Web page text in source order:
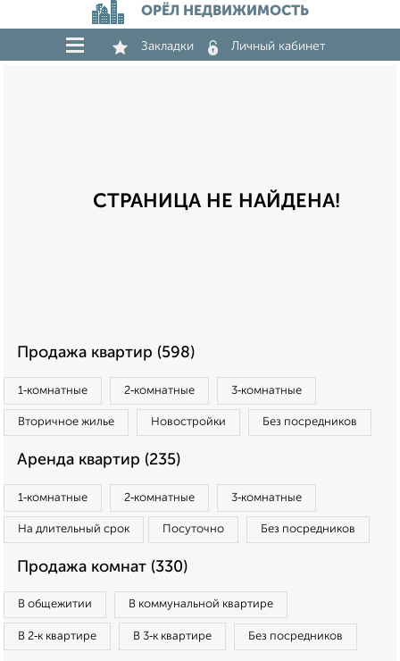
ОРЁЛ НЕДВИЖИМОСТЬ
Закладки Личный кабинет
СТРАНИЦА НЕ НАЙДЕНА!
Продажа квартир (598)
1‑комнатные 2‑комнатные 3‑комнатные
Вторичное жилье Новостройки Без посредников
Аренда квартир (235)
1‑комнатные 2‑комнатные 3‑комнатные
На длительный срок Посуточно Без посредников
Продажа комнат (330)
В общежитии В коммунальной квартире
В 2‑к квартире В 3‑к квартире Без посредников